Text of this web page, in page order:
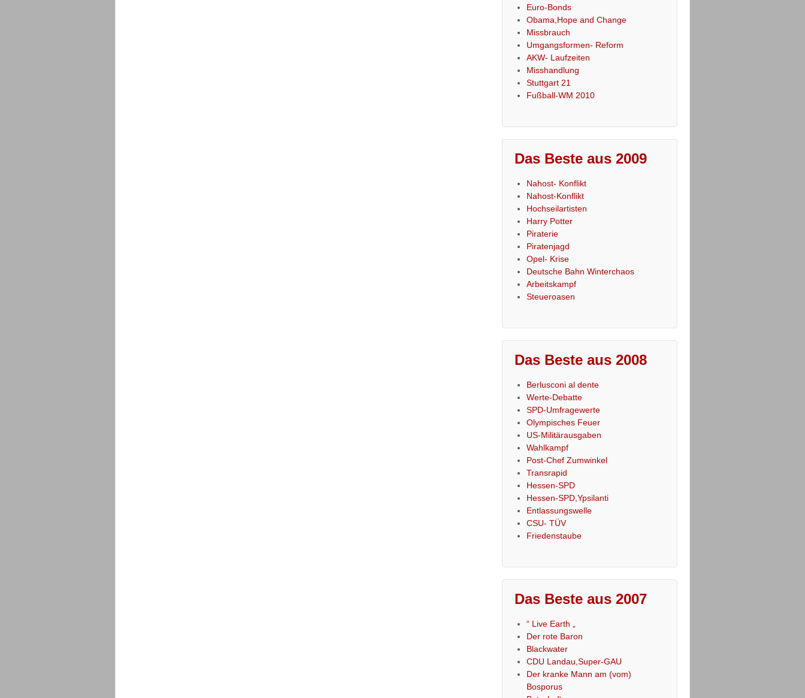
Euro-Bonds
Obama,Hope and Change
Missbrauch
Umgangsformen- Reform
AKW- Laufzeiten
Misshandlung
Stuttgart 21
Fußball-WM 2010
Das Beste aus 2009
Nahost- Konflikt
Nahost-Konflikt
Hochseilartisten
Harry Potter
Piraterie
Piratenjagd
Opel- Krise
Deutsche Bahn Winterchaos
Arbeitskampf
Steueroasen
Das Beste aus 2008
Berlusconi al dente
Werte-Debatte
SPD-Umfragewerte
Olympisches Feuer
US-Militärausgaben
Wahlkampf
Post-Chef Zumwinkel
Transrapid
Hessen-SPD
Hessen-SPD,Ypsilanti
Entlassungswelle
CSU- TÜV
Friedenstaube
Das Beste aus 2007
“ Live Earth „
Der rote Baron
Blackwater
CDU Landau,Super-GAU
Der kranke Mann am (vom)
Bosporus